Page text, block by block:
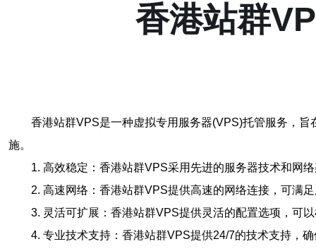
香港站群
香港站群VPS是一种虚拟专用服务器(VPS)托管服务，
施。
1. 高效稳定：香港站群VPS采用先进的服务器技术和网
2. 高速网络：香港站群VPS提供高速的网络连接，可满
3. 灵活可扩展：香港站群VPS提供灵活的配置选项，可
4. 专业技术支持：香港站群VPS提供24/7的技术支持，